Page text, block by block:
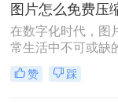
能节省存储空间又
成为了一项重要的
三种实用且高效的
项。
在数字化时代，图
常生活中不可或缺
社交媒体的分享、
个人的照片保存，
赞 踩